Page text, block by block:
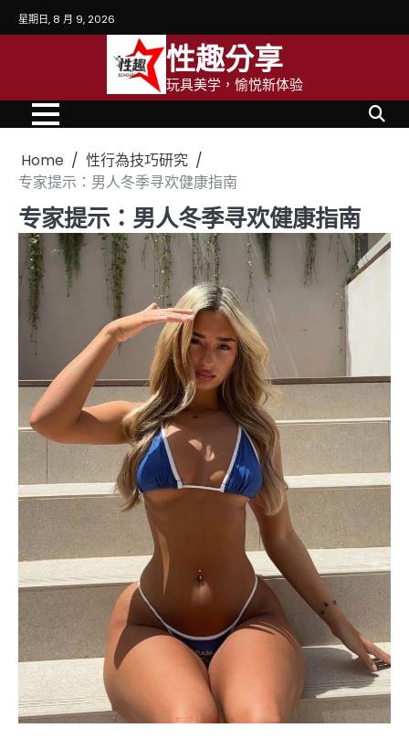
Skip
to
星期日, 8 月 9, 2026
性趣分享
玩具美学，愉悦新体验
Home
性行為技巧研究
专家提示：男人冬季寻欢健康指南
专家提示：男人冬季寻欢健康指南